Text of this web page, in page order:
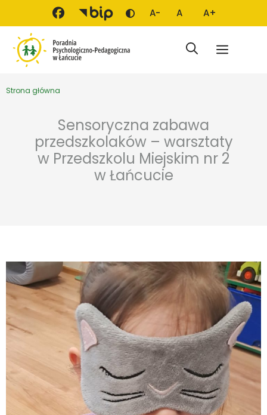
Przejdź do treści
Zmień kontrast
A-
Mniejsza czcionka
A
Domyślna czcionka
A+
Większa
Menu
Strona główna
Sensoryczna zabawa
przedszkolaków – warsztaty
w Przedszkolu Miejskim nr 2
w Łańcucie